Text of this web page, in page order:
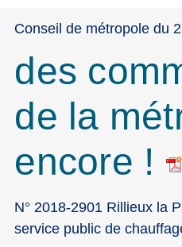
Conseil de métropole du
des
de la
encore !
N° 2018-2901 Rillieux la
service public de